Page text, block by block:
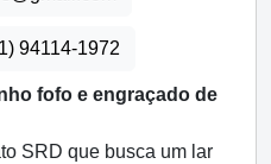
94114-1972
fofo e engraçado de
SRD que busca um lar